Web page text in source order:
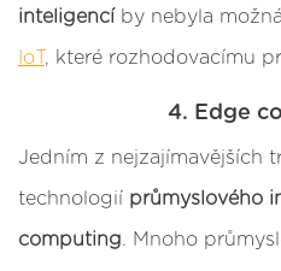
inteligencí by nebyla
IoT, které rozhodovacímu
4. Edge
Jedním z nejzajímavějších
technologií průmyslového
computing. Mnoho